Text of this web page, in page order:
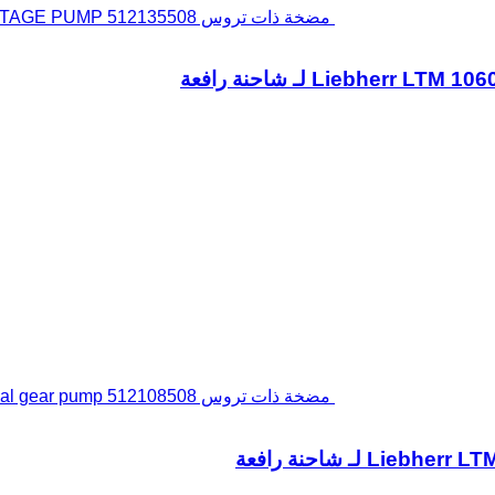
مضخة ذات تروس Liebherr LTM 1060/2 TWO-STAGE PUMP 512135508 لـ شاحنة رافعة
مضخة ذات تروس Liebherr LTM 1060 dual gear pump 512108508 لـ شاحنة رافعة